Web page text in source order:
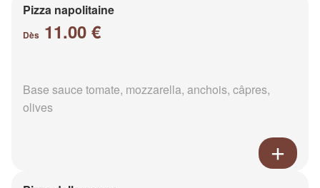
Pizza napolitaine
Dès 11.00 €
Base sauce tomate, mozzarella, anchois, câpres,
olives